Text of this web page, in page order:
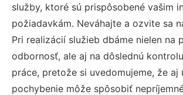
služby, ktoré sú prispôsobené vašim
požiadavkám. Neváhajte a ozvite sa
Pri realizácií služieb dbáme nielen na
odbornosť, ale aj na dôslednú
práce, pretože si uvedomujeme, že aj
pochybenie môže spôsobiť